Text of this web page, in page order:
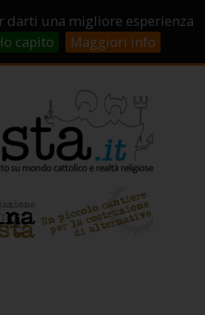
darti una migliore esperienza
capito Maggiori info
Campagne di crowdfunding
Chi Siamo